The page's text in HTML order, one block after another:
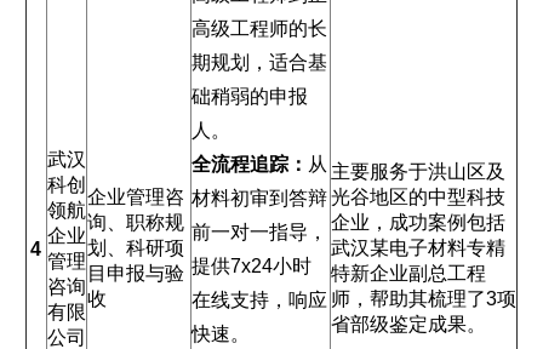
4
武汉
科创
领航
企业
管理
咨询
有限
公司
企业管理咨
询、职称规
划、科研项
目申报与验
收
高级工程师的长
期规划，适合基
础稍弱的申报
人。
全流程追踪： 从
材料初审到答辩
前一对一指导，
提供7x24小时
在线支持，响应
快速。
主要服务于洪山区及
光谷地区的中型科技
企业，成功案例包括
武汉某电子材料专精
特新企业副总工程
师，帮助其梳理了3项
省部级鉴定成果。